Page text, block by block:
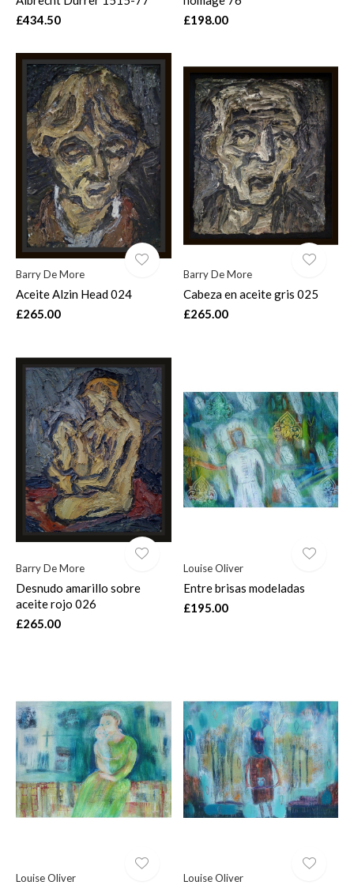
£434.50
£198.00
Barry De More
Aceite Alzin Head 024
£265.00
Barry De More
Cabeza en aceite gris 025
£265.00
Barry De More
Desnudo amarillo sobre
aceite rojo 026
£265.00
Louise Oliver
Entre brisas modeladas
£195.00
Louise Oliver Louise Oliver